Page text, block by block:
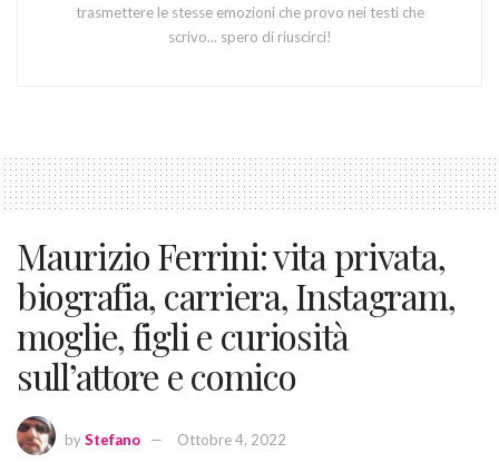
trasmettere le stesse emozioni che provo nei testi che
scrivo... spero di riuscirci!
Maurizio Ferrini: vita privata,
biografia, carriera, Instagram,
moglie, figli e curiosità
sull’attore e comico
byStefano Ottobre 4, 2022